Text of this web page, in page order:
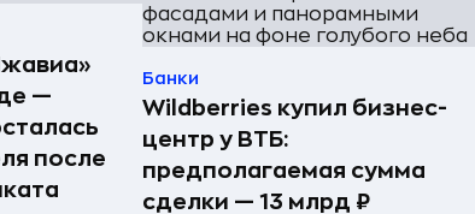
—
после
Банки
Wildberries купил бизнес-
центр у ВТБ:
предполагаемая сумма
сделки — 13 млрд ₽